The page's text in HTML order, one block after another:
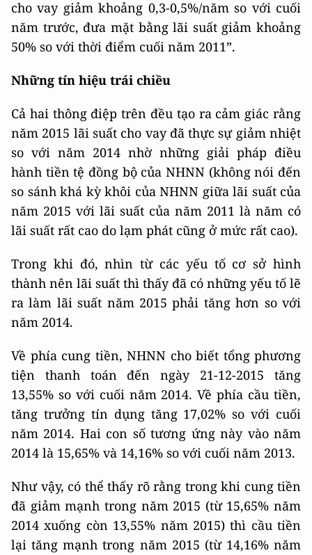
cho vay giảm khoảng 0,3-0,5%/năm so với cuối
năm trước, đưa mặt bằng lãi suất giảm khoảng
50% so với thời điểm cuối năm 2011”.
Những tín hiệu trái chiều
Cả hai thông điệp trên đều tạo ra cảm giác rằng
năm 2015 lãi suất cho vay đã thực sự giảm nhiệt
so với năm 2014 nhờ những giải pháp điều
hành tiền tệ đồng bộ của NHNN (không nói đến
so sánh khá kỳ khôi của NHNN giữa lãi suất của
năm 2015 với lãi suất của năm 2011 là năm có
lãi suất rất cao do lạm phát cũng ở mức rất cao).
Trong khi đó, nhìn từ các yếu tố cơ sở hình
thành nên lãi suất thì thấy đã có những yếu tố lẽ
ra làm lãi suất năm 2015 phải tăng hơn so với
năm 2014.
Về phía cung tiền, NHNN cho biết tổng phương
tiện thanh toán đến ngày 21-12-2015 tăng
13,55% so với cuối năm 2014. Về phía cầu tiền,
tăng trưởng tín dụng tăng 17,02% so với cuối
năm 2014. Hai con số tương ứng này vào năm
2014 là 15,65% và 14,16% so với cuối năm 2013.
Như vậy, có thể thấy rõ rằng trong khi cung tiền
đã giảm mạnh trong năm 2015 (từ 15,65% năm
2014 xuống còn 13,55% năm 2015) thì cầu tiền
lại tăng mạnh trong năm 2015 (từ 14,16% năm